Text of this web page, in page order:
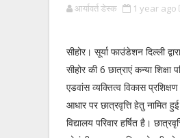
आर्यावर्त डेस्क 1 year ago
सीहोर। सूर्या फाउंडेशन दिल्ली
सीहोर की 6 छात्राएं कन्या शिक्षा
एडवांस व्यक्तित्व विकास
आधार पर छात्रवृत्ति हेतु नामित
विद्यालय परिवार हर्षित है।